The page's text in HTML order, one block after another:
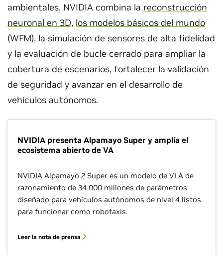
ambientales. NVIDIA combina la reconstrucción
neuronal en 3D, los modelos básicos del mundo
(WFM), la simulación de sensores de alta fidelidad
y la evaluación de bucle cerrado para ampliar la
cobertura de escenarios, fortalecer la validación
de seguridad y avanzar en el desarrollo de
vehículos autónomos.
NVIDIA presenta Alpamayo Super y amplía el
ecosistema abierto de VA
NVIDIA Alpamayo 2 Super es un modelo de VLA de
razonamiento de 34 000 millones de parámetros
diseñado para vehículos autónomos de nivel 4 listos
para funcionar como robotaxis.
Leer la nota de prensa